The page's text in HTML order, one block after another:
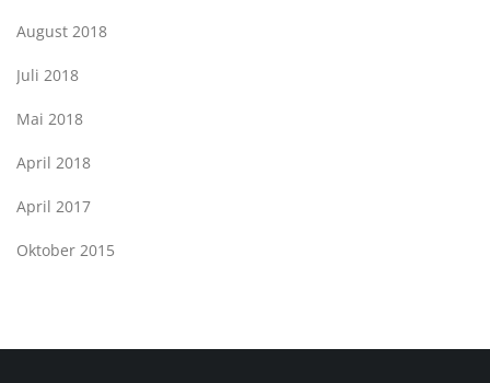
August 2018
Juli 2018
Mai 2018
April 2018
April 2017
Oktober 2015